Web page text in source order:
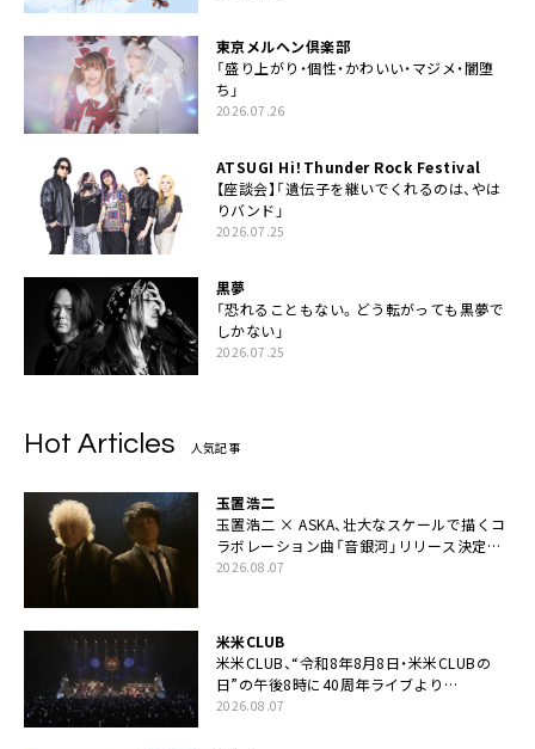
東京メルヘン倶楽部
「盛り上がり・個性・かわいい・マジメ・闇堕
ち」
2026.07.26
ATSUGI Hi！Thunder Rock Festival
【座談会】「遺伝子を継いでくれるのは、やは
りバンド」
2026.07.25
黒夢
「恐れることもない。どう転がっても黒夢で
しかない」
2026.07.25
Hot Articles 人気記事
玉置浩二
玉置浩二 × ASKA、壮大なスケールで描くコ
ラボレーション曲「音銀河」リリース決定。
カップリングには新曲「命の宿り」収録も
2026.08.07
米米CLUB
米米CLUB、“令和8年8月8日・米米CLUBの
日”の午後8時に40周年ライブより
「FANtachy medley」を88年限定公開
2026.08.07